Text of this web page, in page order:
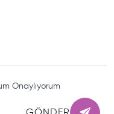
Onaylıyorum